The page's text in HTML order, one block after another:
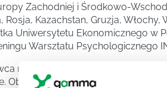
Zachodniej i Środkowo-
Rosja, Kazachstan, Gruzja,
Uniwersytetu Ekonomicznego w
Warsztatu Psychologicznego
na Uniwersytecie SWPS.
Obecnie współpracuje z High5